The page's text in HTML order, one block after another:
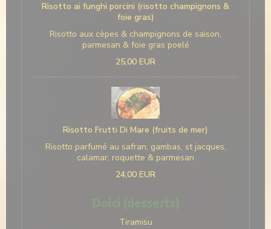
Risotto ai funghi porcini (risotto champignons &
foie gras)
Risotto aux cèpes & champignons de saison,
parmesan & foie gras poelé
25,00 EUR
Risotto Frutti Di Mare (fruits de mer)
Risotto parfumé au safran, gambas, st jacques,
calamar, roquette & parmesan
24,00 EUR
Dolci (desserts)
Tiramisu